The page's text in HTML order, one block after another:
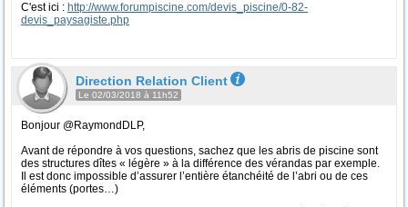
C'est ici : http://www.forumpiscine.com/devis_piscine/0-82-
devis_paysagiste.php
Direction Relation Client
Le 02/03/2018 à 11h52
Bonjour @RaymondDLP,
Avant de répondre à vos questions, sachez que les abris de piscine sont
des structures dîtes « légère » à la différence des vérandas par exemple.
Il est donc impossible d’assurer l’entière étanchéité de l’abri ou de ces
éléments (portes…)